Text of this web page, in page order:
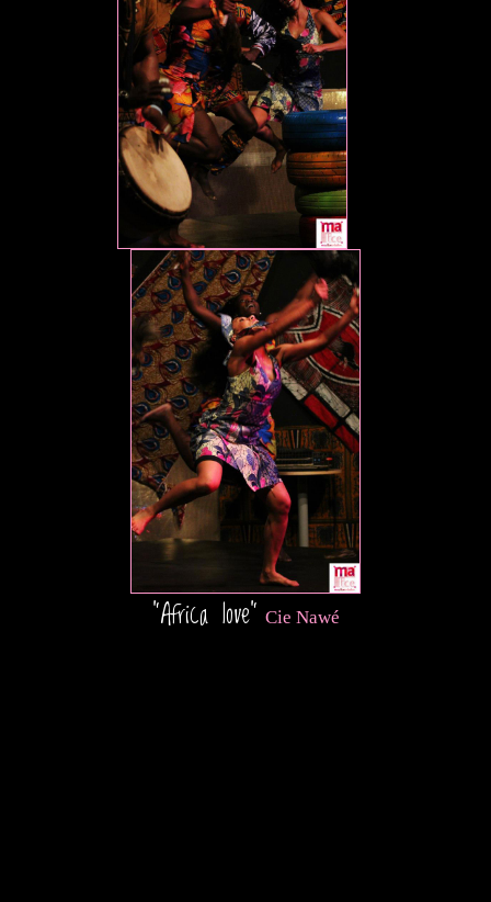
"Africa love" Cie Nawé